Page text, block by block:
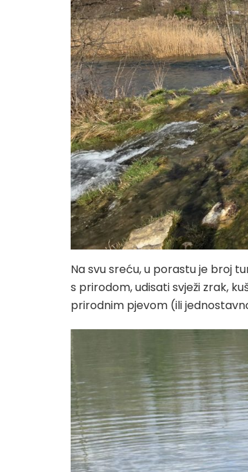
Na svu sreću, u porastu je broj
s prirodom, udisati svježi zrak,
prirodnim pjevom (ili